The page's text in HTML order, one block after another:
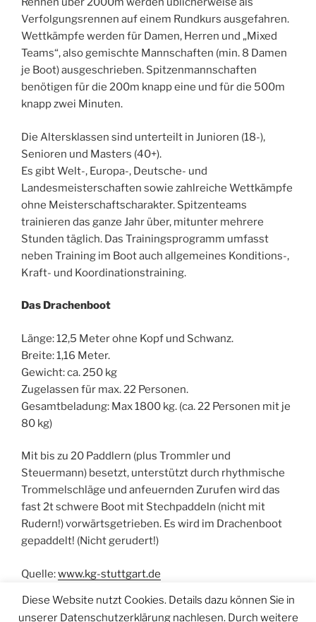
Verfolgungsrennen auf einem Rundkurs ausgefahren.
Wettkämpfe werden für Damen, Herren und „Mixed
Teams“, also gemischte Mannschaften (min. 8 Damen
je Boot) ausgeschrieben. Spitzenmannschaften
benötigen für die 200m knapp eine und für die 500m
knapp zwei Minuten.
Die Altersklassen sind unterteilt in Junioren (18-),
Senioren und Masters (40+).
Es gibt Welt-, Europa-, Deutsche- und
Landesmeisterschaften sowie zahlreiche Wettkämpfe
ohne Meisterschaftscharakter. Spitzenteams
trainieren das ganze Jahr über, mitunter mehrere
Stunden täglich. Das Trainingsprogramm umfasst
neben Training im Boot auch allgemeines Konditions-,
Kraft- und Koordinationstraining.
Das Drachenboot
Länge: 12,5 Meter ohne Kopf und Schwanz.
Breite: 1,16 Meter.
Gewicht: ca. 250 kg
Zugelassen für max. 22 Personen.
Gesamtbeladung: Max 1800 kg. (ca. 22 Personen mit je
80 kg)
Mit bis zu 20 Paddlern (plus Trommler und
Steuermann) besetzt, unterstützt durch rhythmische
Trommelschläge und anfeuernden Zurufen wird das
fast 2t schwere Boot mit Stechpaddeln (nicht mit
Rudern!) vorwärtsgetrieben. Es wird im Drachenboot
gepaddelt! (Nicht gerudert!)
Quelle:www.kg-stuttgart.de
Diese Website nutzt Cookies. Details dazu können Sie in
unserer Datenschutzerklärung nachlesen. Durch weitere